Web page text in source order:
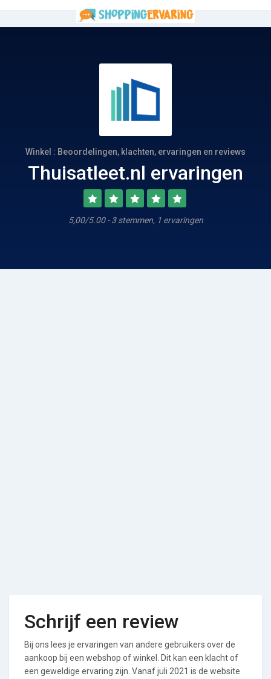
Winkel : Beoordelingen, klachten, ervaringen en reviews
Thuisatleet.nl ervaringen
5,00/5.00 - 3 stemmen, 1 ervaringen
Schrijf een review
Bij ons lees je ervaringen van andere gebruikers over de
aankoop bij een webshop of winkel. Dit kan een klacht of
een geweldige ervaring zijn. Vanaf juli 2021 is de website